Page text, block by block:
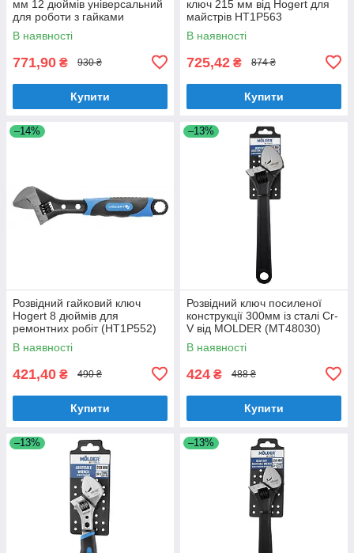
мм 12 дюймів універсальний
для роботи з гайками
(HT1P556)
В наявності
771,90 ₴ 930 ₴
Купити
ключ 215 мм від Hogert для
майстрів HT1P563
В наявності
725,42 ₴ 874 ₴
Купити
–14%
Розвідний гайковий ключ
Hogert 8 дюймів для
ремонтних робіт (HT1P552)
В наявності
421,40 ₴ 490 ₴
Купити
–13%
Розвідний ключ посиленої
конструкції 300мм із сталі Cr-
V від MOLDER (MT48030)
В наявності
424 ₴ 488 ₴
Купити
–13% –13%